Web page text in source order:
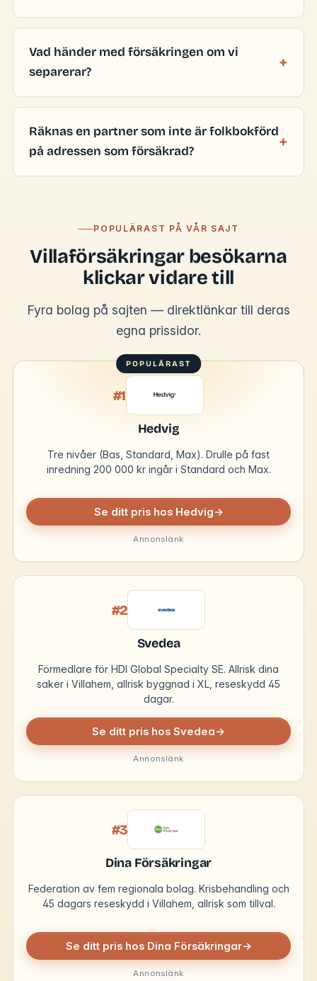
Vad händer med försäkringen om vi
separerar?
Räknas en partner som inte är folkbokförd
på adressen som försäkrad?
POPULÄRAST PÅ VÅR SAJT
Villaförsäkringar besökarna
klickar vidare till
Fyra bolag på sajten — direktlänkar till deras
egna prissidor.
#1
Hedvig
Tre nivåer (Bas, Standard, Max). Drulle på fast
inredning 200 000 kr ingår i Standard och Max.
Se ditt pris hos Hedvig→
Annonslänk
#2
Svedea
Förmedlare för HDI Global Specialty SE. Allrisk dina
saker i Villahem, allrisk byggnad i XL, reseskydd 45
dagar.
Se ditt pris hos Svedea→
Annonslänk
#3
Dina Försäkringar
Federation av fem regionala bolag. Krisbehandling och
45 dagars reseskydd i Villahem, allrisk som tillval.
Se ditt pris hos Dina Försäkringar→
Annonslänk